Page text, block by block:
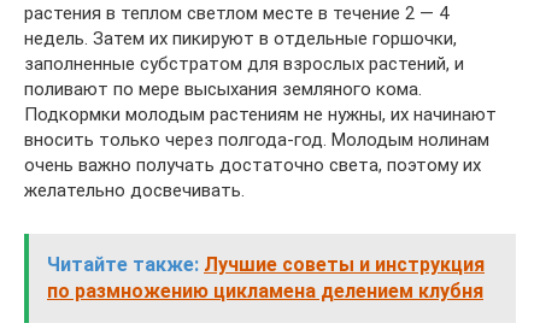
растения в теплом светлом месте в течение 2 — 4
недель. Затем их пикируют в отдельные горшочки,
заполненные субстратом для взрослых растений, и
поливают по мере высыхания земляного кома.
Подкормки молодым растениям не нужны, их начинают
вносить только через полгода-год. Молодым нолинам
очень важно получать достаточно света, поэтому их
желательно досвечивать.
Читайте также: Лучшие советы и инструкция
по размножению цикламена делением клубня